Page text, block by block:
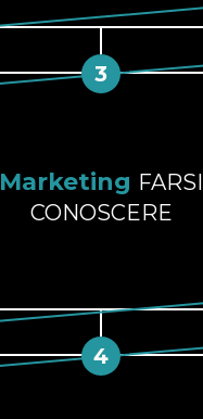
3
Marketing FARSI
CONOSCERE
4